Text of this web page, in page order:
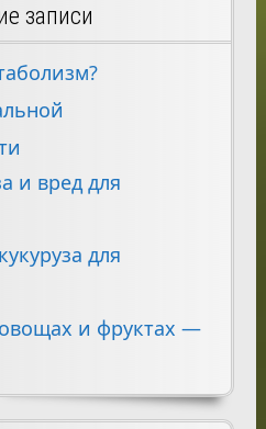
записи
и вред для
для
и фруктах —